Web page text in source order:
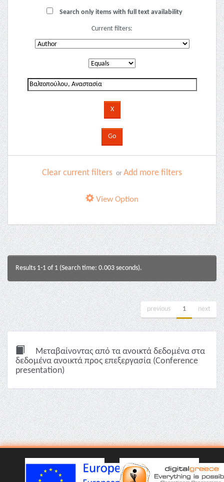
Search only items with full text availability
Current filters:
Clear current filters or Add more filters
View Option
Results 1-1 of 1 (Search time: 0.003 seconds).
previous 1 next
Μεταβαίνοντας από τα ανοικτά δεδομένα στα
δεδομένα ανοικτά προς επεξεργασία (Conference
presentation)